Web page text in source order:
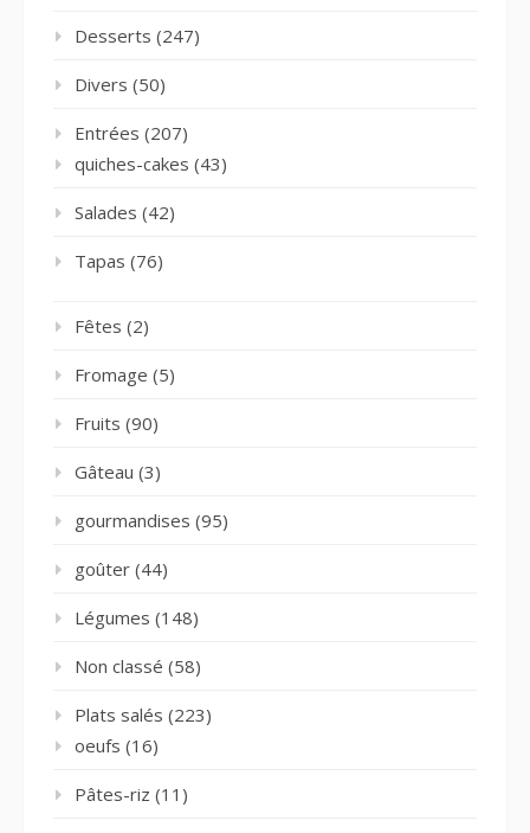
Desserts (247)
Divers (50)
Entrées (207)
quiches-cakes (43)
Salades (42)
Tapas (76)
Fêtes (2)
Fromage (5)
Fruits (90)
Gâteau (3)
gourmandises (95)
goûter (44)
Légumes (148)
Non classé (58)
Plats salés (223)
oeufs (16)
Pâtes-riz (11)